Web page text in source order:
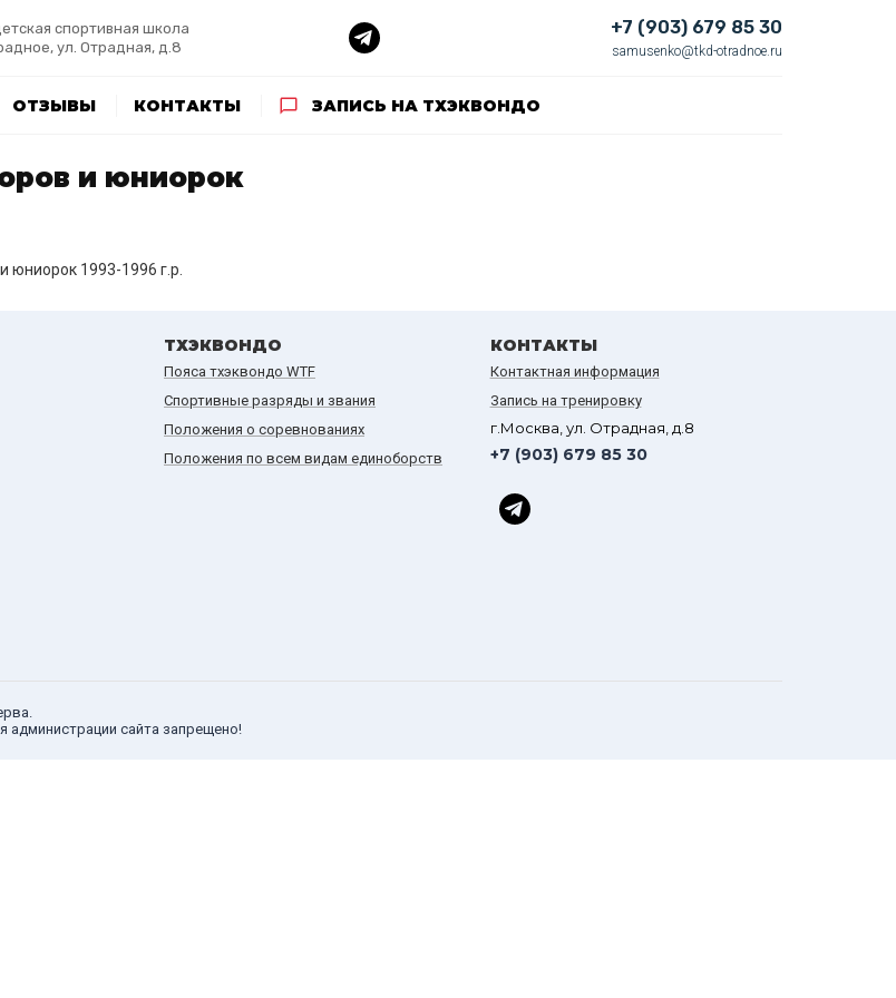
спортивная школа
ул. Отрадная, д.8
+7 (903) 679 85 30
samusenko@tkd-otradnoe.ru
ОТЗЫВЫ КОНТАКТЫ ЗАПИСЬ НА ТХЭКВОНДО
и юниорок
юниорок 1993-1996 г.р.
ТХЭКВОНДО
Пояса тхэквондо WTF
Спортивные разряды и звания
Положения о соревнованиях
Положения по всем видам единоборств
КОНТАКТЫ
Контактная информация
Запись на тренировку
г.Москва, ул. Отрадная, д.8
+7 (903) 679 85 30
сайта запрещено!